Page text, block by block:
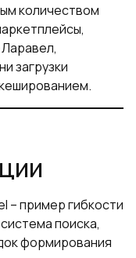
количеством
загрузки
– пример гибкости
поиска,
формирования